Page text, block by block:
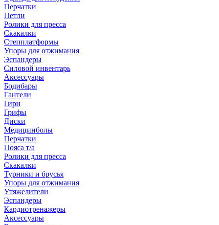
Перчатки
Петли
Ролики для пресса
Скакалки
Степплатформы
Упоры для отжимания
Эспандеры
Силовой инвентарь
Аксессуары
Бодибары
Гантели
Гири
Грифы
Диски
Медицинболы
Перчатки
Пояса т/а
Ролики для пресса
Скакалки
Турники и брусья
Упоры для отжимания
Утяжелители
Эспандеры
Кардиотренажеры
Аксессуары